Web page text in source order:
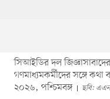
সিআইডির দল
গণমাধ্যমকর্মীদের সঙ্গে
২০২৬, পশ্চিমবঙ্গ
ছবি: